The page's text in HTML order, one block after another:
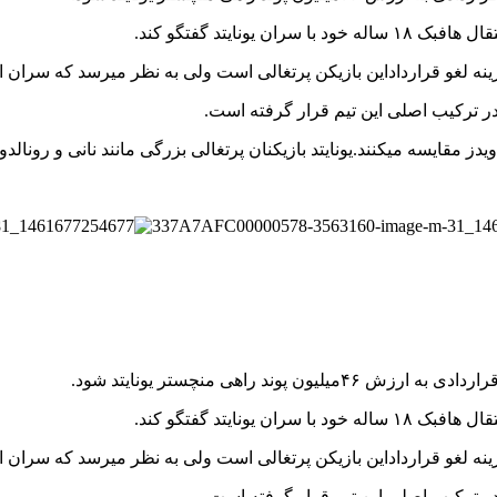
در ترکیب اصلی این تیم قرار گرفته است.
مقایسه میکنند.یونایتد بازیکنان پرتغالی بزرگی مانند نانی و
راهی منچستر یونایتد شود.